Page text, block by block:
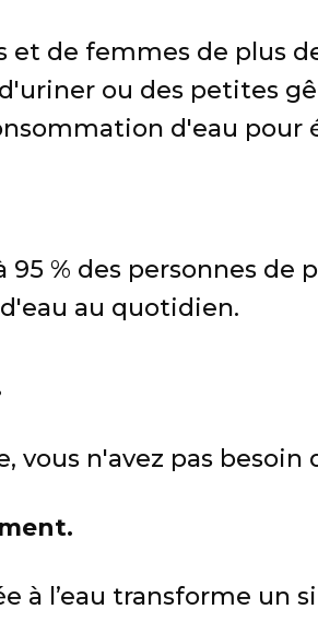
de femmes de plus
ou des petites
d'eau pour
% des personnes de
au quotidien.
n'avez pas besoin
à l’eau transforme un